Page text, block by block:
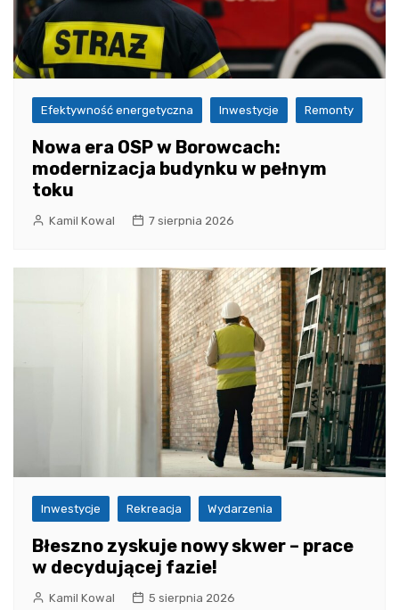
Efektywność energetyczna Inwestycje Remonty
Nowa era OSP w Borowcach:
modernizacja budynku w pełnym
toku
Kamil Kowal 7 sierpnia 2026
Inwestycje Rekreacja Wydarzenia
Błeszno zyskuje nowy skwer – prace
w decydującej fazie!
Kamil Kowal 5 sierpnia 2026